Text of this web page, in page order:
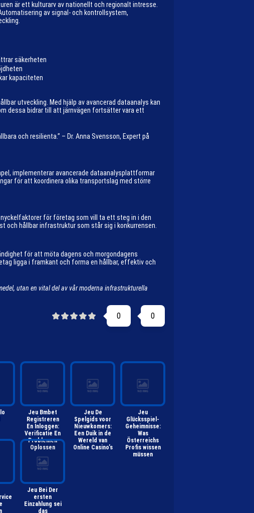
är ett kulturarv av nationellt och regionalt intresse.
av signal- och kontrollsystem,
säkerheten
kapaciteten
utveckling. Med hjälp av avancerad dataanalys kan
dessa bidrar till att järnvägen fortsätter vara ett
och resilienta.” – Dr. Anna Svensson, Expert på
implementerar avancerade dataanalysplattformar
för att koordinera olika transportslag med större
nyckelfaktorer för företag som vill ta ett steg in i den
hållbar infrastruktur som står sig i konkurrensen.
för att möta dagens och morgondagens
ligga i framkant och forma en hållbar, effektiv och
utan en vital del av vår moderna infrastrukturella
0 0
Jeu Bmbet
Registreren
En Inloggen:
Verificatie En
Problemen
Oplossen
Jeu De
Spelgids voor
Nieuwkomers:
Een Duik in de
Wereld van
Online Casino’s
Jeu
Glücksspiel-
Geheimnisse:
Was
Österreichs
Profis wissen
müssen
Jeu Bei Der
ersten
Einzahlung sei
das